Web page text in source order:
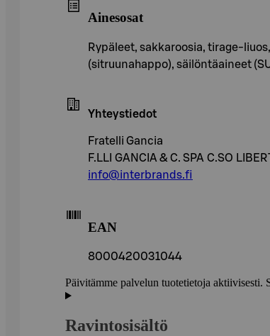
Ainesosat
Rypäleet, sakkaroosia, tirage-
(sitruunahappo), säilöntäaineet
Yhteystiedot
Fratelli Gancia
F.LLI GANCIA & C. SPA C.SO
info@interbrands.fi
EAN
8000420031044
Päivitämme palvelun tuotetietoja aktiivisesti.
Ravintosisältö